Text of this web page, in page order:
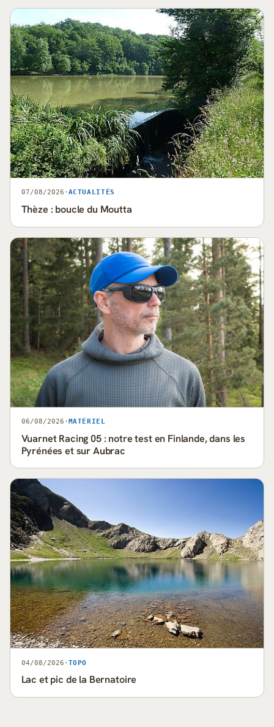
07/08/2026 · ACTUALITÉS
Thèze : boucle du Moutta
06/08/2026 · MATÉRIEL
Vuarnet Racing 05 : notre test en Finlande, dans les
Pyrénées et sur Aubrac
04/08/2026 · TOPO
Lac et pic de la Bernatoire